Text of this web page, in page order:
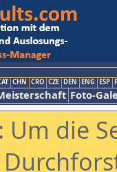
CHN CRO CZE DEN ENG ESP
Foto-
Um die